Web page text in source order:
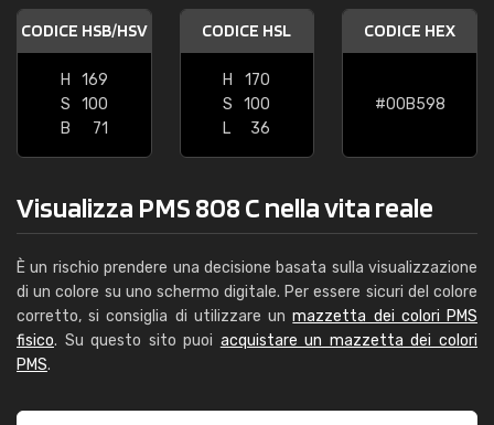
CODICE HSB/HSV
H
169
S
100
B
71
CODICE HSL
H
170
S
100
L
36
CODICE HEX
#00B598
Visualizza PMS 808 C nella vita reale
È un rischio prendere una decisione basata sulla visualizzazione
di un colore su uno schermo digitale. Per essere sicuri del colore
corretto, si consiglia di utilizzare unmazzetta dei colori PMS
fisico. Su questo sito puoi acquistare un mazzetta dei colori
PMS.